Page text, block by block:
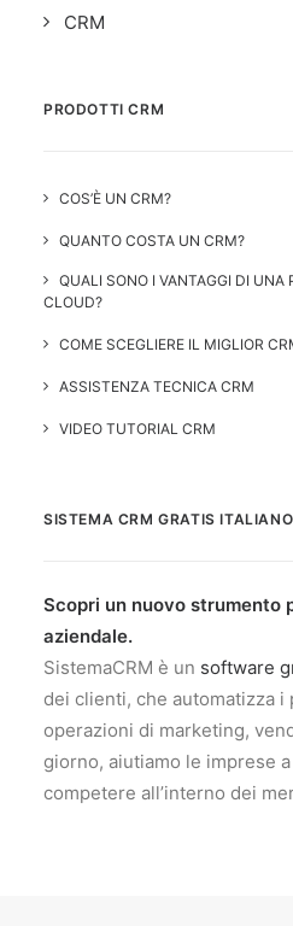
CRM
PRODOTTI CRM
COS’È UN CRM?
QUANTO COSTA UN CRM?
QUALI SONO I VANTAGGI DI UNA
CLOUD?
COME SCEGLIERE IL MIGLIOR
ASSISTENZA TECNICA CRM
VIDEO TUTORIAL CRM
SISTEMA CRM GRATIS ITALIANO
Scopri un nuovo strumento
aziendale.
SistemaCRM è un software
dei clienti, che automatizza i
operazioni di marketing,
giorno, aiutiamo le imprese
competere all’interno dei